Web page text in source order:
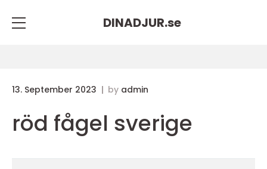
DINADJUR.se
13. September 2023 by admin
röd fågel sverige